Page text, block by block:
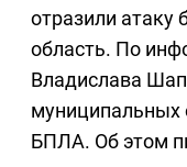
отразили атаку
область. По
Владислава
муниципальных
БПЛА. Об этом